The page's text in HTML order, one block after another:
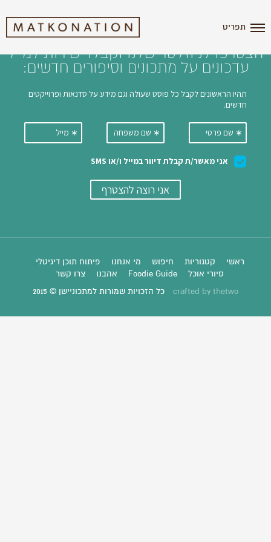
תפריט
הצטרפו לניוזלטר שלנו וקבלו ישירות למייל
עדכונים על מתכונים וסיפורים חדשים:
ראשי קטגוריות חיפוש מי אנחנו
פיתוח תוכן דיגיטלי
סיורי אוכל
Foodie Guide אהבנו צרו קשר
crafted by thetwo כל הזכויות שמורות למתכוניישן © 2015